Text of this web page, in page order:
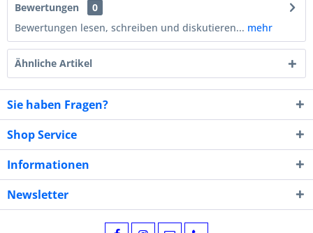
Bewertungen
0
Bewertungen lesen, schreiben und diskutieren... mehr
Ähnliche Artikel
Sie haben Fragen?
Shop Service
Informationen
Newsletter